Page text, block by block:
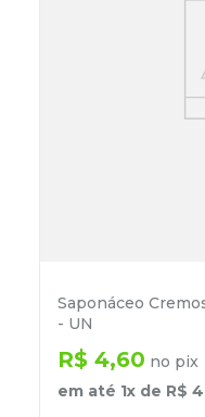
Saponáceo
- UN
R$ 4,60 no pix
em até 1x de R$ 4